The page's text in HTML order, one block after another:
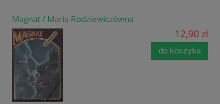
Magnat / Maria Rodziewiczówna
12,90 zł
do koszyka